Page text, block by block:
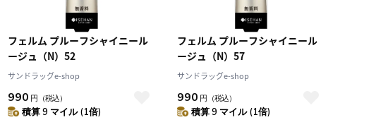
フェルム プルーフシャイニール
ージュ（N）52
サンドラッグe-shop
990 円 （税込）
積算 9 マイル (1倍)
フェルム プルーフシャイニール
ージュ（N）57
サンドラッグe-shop
990 円 （税込）
積算 9 マイル (1倍)